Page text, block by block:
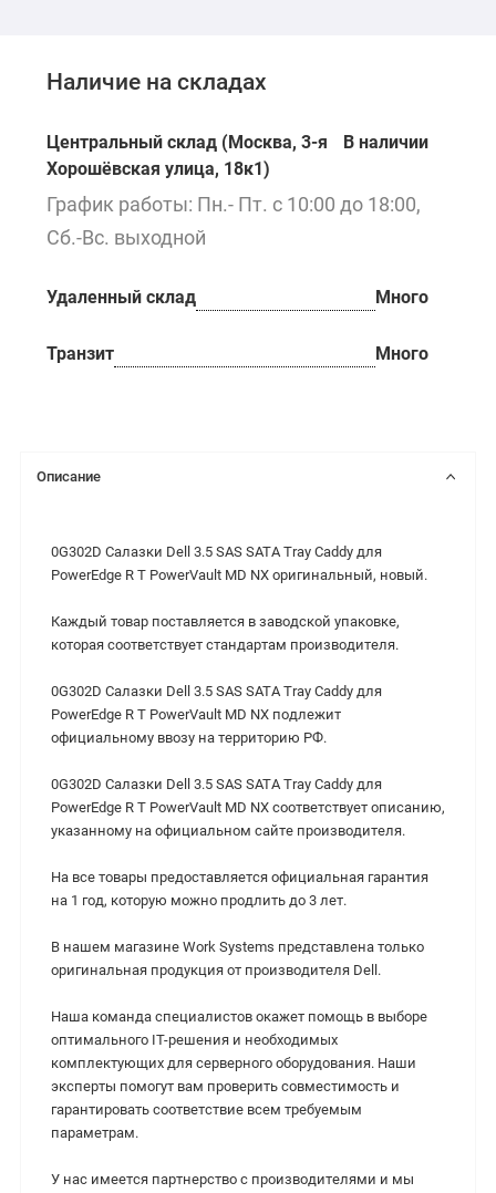
Наличие на складах
Центральный склад (Москва, 3-я
Хорошёвская улица, 18к1)
В наличии
График работы: Пн.- Пт. с 10:00 до 18:00,
Сб.-Вс. выходной
Удаленный склад Много
Транзит Много
Описание
0G302D Салазки Dell 3.5 SAS SATA Tray Caddy для
PowerEdge R T PowerVault MD NX оригинальный, новый.
Каждый товар поставляется в заводской упаковке,
которая соответствует стандартам производителя.
0G302D Салазки Dell 3.5 SAS SATA Tray Caddy для
PowerEdge R T PowerVault MD NX подлежит
официальному ввозу на территорию РФ.
0G302D Салазки Dell 3.5 SAS SATA Tray Caddy для
PowerEdge R T PowerVault MD NX cоответствует описанию,
указанному на официальном сайте производителя.
На все товары предоставляется официальная гарантия
на 1 год, которую можно продлить до 3 лет.
В нашем магазине Work Systems представлена только
оригинальная продукция от производителя Dell.
Наша команда специалистов окажет помощь в выборе
оптимального IT-решения и необходимых
комплектующих для серверного оборудования. Наши
эксперты помогут вам проверить совместимость и
гарантировать соответствие всем требуемым
параметрам.
У нас имеется партнерство с производителями и мы